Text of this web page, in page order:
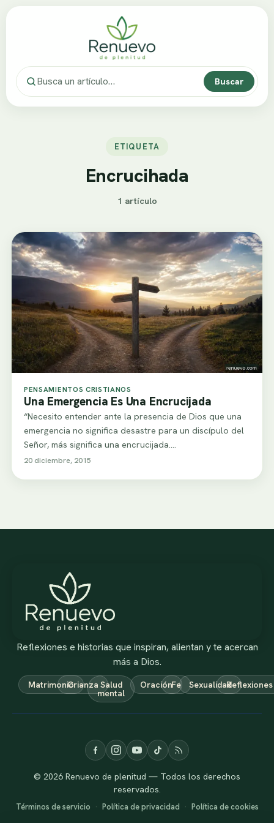
Buscar
ETIQUETA
Encrucihada
1 artículo
PENSAMIENTOS CRISTIANOS
Una Emergencia Es Una Encrucijada
“Necesito entender ante la presencia de Dios que una
emergencia no significa desastre para un discípulo del
Señor, más significa una encrucijada.…
20 diciembre, 2015
Reflexiones e historias que inspiran, alientan y te acercan
más a Dios.
MatrimonioCrianza Salud
mental
OraciónFe SexualidadReflexiones
© 2026 Renuevo de plenitud — Todos los derechos
reservados.
Términos de servicio · Política de privacidad · Política de cookies